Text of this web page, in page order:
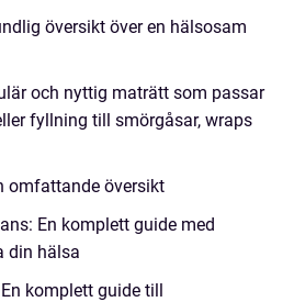
översikt över en hälsosam
och nyttig maträtt som passar
fyllning till smörgåsar, wraps
omfattande översikt
En komplett guide med
din hälsa
komplett guide till